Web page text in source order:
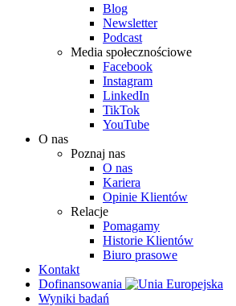
Blog
Newsletter
Podcast
Media społecznościowe
Facebook
Instagram
LinkedIn
TikTok
YouTube
O nas
Poznaj nas
O nas
Kariera
Opinie Klientów
Relacje
Pomagamy
Historie Klientów
Biuro prasowe
Kontakt
Dofinansowania
Wyniki badań